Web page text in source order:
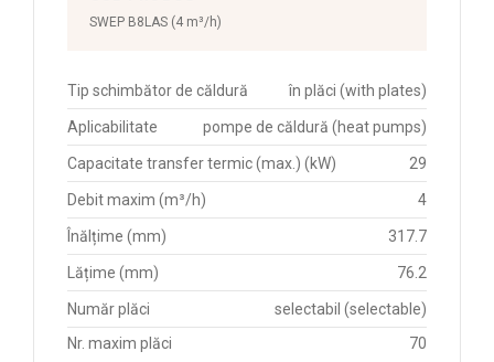
SWEP B8LAS (4 m³/h)
Tip schimbător de căldură în plăci (with plates)
Aplicabilitate pompe de căldură (heat pumps)
Capacitate transfer termic (max.) (kW) 29
Debit maxim (m³/h) 4
Înălțime (mm) 317.7
Lățime (mm) 76.2
Număr plăci
selectabil (selectable)
Nr. maxim plăci
70